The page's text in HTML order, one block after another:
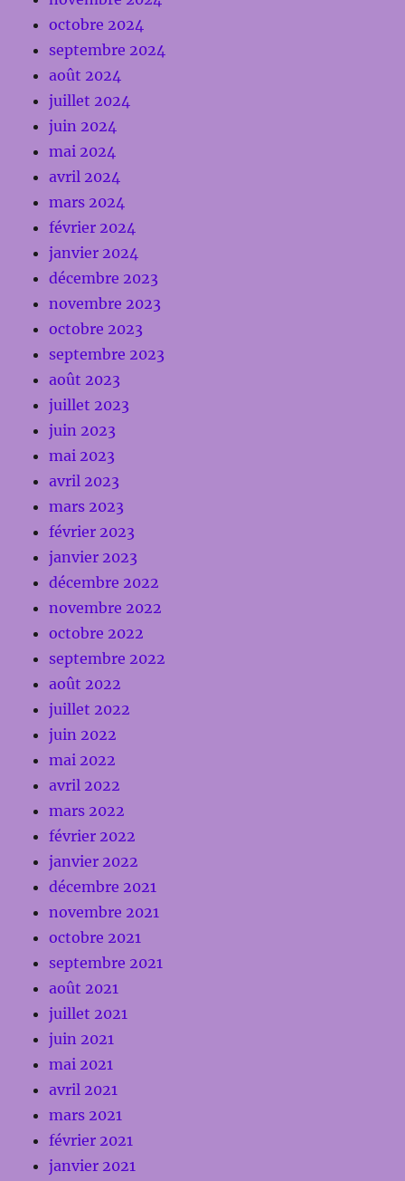
octobre 2024
septembre 2024
août 2024
juillet 2024
juin 2024
mai 2024
avril 2024
mars 2024
février 2024
janvier 2024
décembre 2023
novembre 2023
octobre 2023
septembre 2023
août 2023
juillet 2023
juin 2023
mai 2023
avril 2023
mars 2023
février 2023
janvier 2023
décembre 2022
novembre 2022
octobre 2022
septembre 2022
août 2022
juillet 2022
juin 2022
mai 2022
avril 2022
mars 2022
février 2022
janvier 2022
décembre 2021
novembre 2021
octobre 2021
septembre 2021
août 2021
juillet 2021
juin 2021
mai 2021
avril 2021
mars 2021
février 2021
janvier 2021